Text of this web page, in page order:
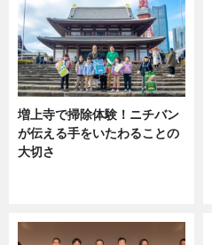
増上寺で掃除体験！ニチバン
が伝える手をいたわることの
大切さ